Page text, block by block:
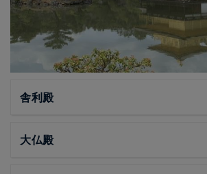
舎利殿
大仏殿